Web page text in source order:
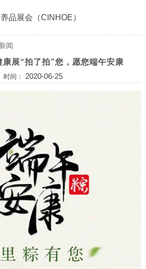
品展会（CINHOE）
闻
康展“拍了拍”您，愿您端午安康
时间： 2020-06-25